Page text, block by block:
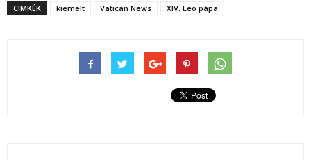
CIMKÉK kiemelt Vatican News XIV. Leó pápa